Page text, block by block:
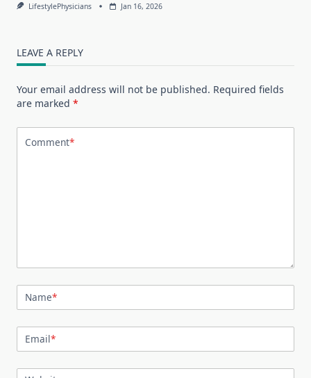
LifestylePhysicians Jan 16, 2026
LEAVE A REPLY
Your email address will not be published. Required fields
are marked *
Comment*
Name*
Email*